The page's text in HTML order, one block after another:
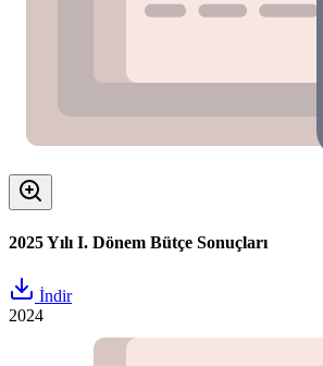
2025 Yılı I. Dönem Bütçe Sonuçları
İndir
2024